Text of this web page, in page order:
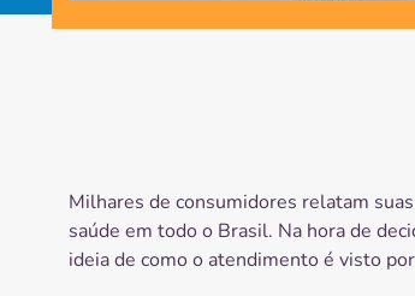
Milhares de consumidores relatam
saúde em todo o Brasil. Na hora de
ideia de como o atendimento é visto